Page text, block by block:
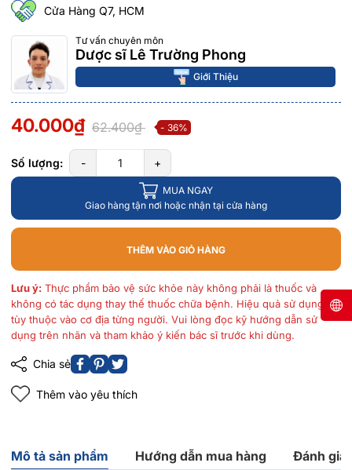
Cửa Hàng Q7, HCM
Tư vấn chuyên môn
Dược sĩ Lê Trường Phong
Giới Thiệu
40.000₫ 62.400₫ - 36%
Số lượng: - +
MUA NGAY
Giao hàng tận nơi hoặc nhận tại cửa hàng
THÊM VÀO GIỎ HÀNG
Lưu ý: Thực phẩm bảo vệ sức khỏe này không phải là thuốc và
không có tác dụng thay thế thuốc chữa bệnh. Hiệu quả sử dụng
tùy thuộc vào cơ địa từng người. Vui lòng đọc kỹ hướng dẫn sử
dụng trên nhãn và tham khảo ý kiến bác sĩ trước khi dùng.
Chia sẻ
Thêm vào yêu thích
Mô tả sản phẩm Hướng dẫn mua hàng Đánh giá